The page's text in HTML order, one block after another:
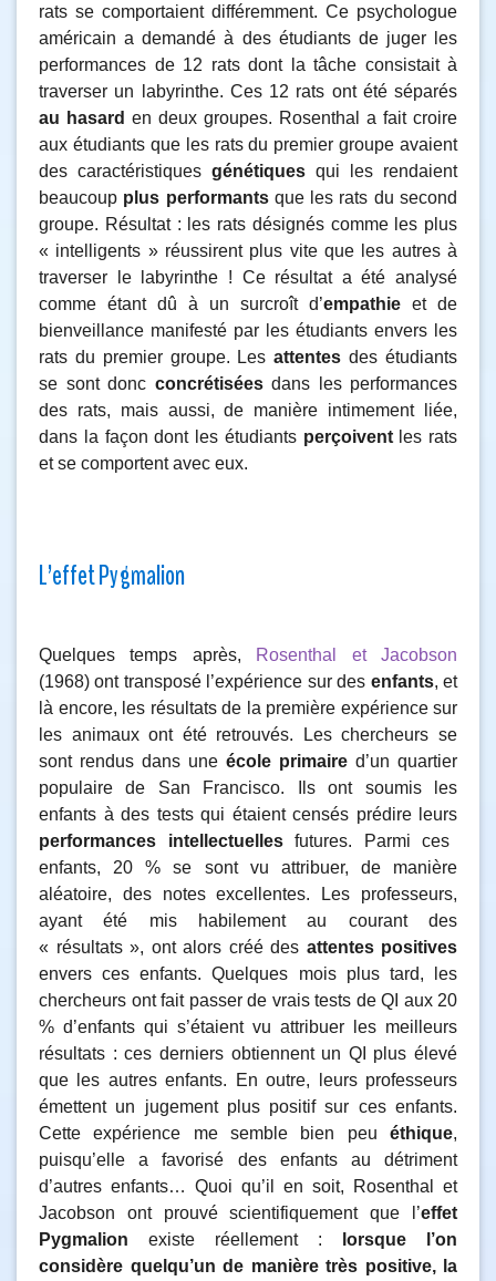
rats se comportaient différemment. Ce psychologue
américain a demandé à des étudiants de juger les
performances de 12 rats dont la tâche consistait à
traverser un labyrinthe. Ces 12 rats ont été séparés
au hasard en deux groupes. Rosenthal a fait croire
aux étudiants que les rats du premier groupe avaient
des caractéristiques génétiques qui les rendaient
beaucoup plus performantsque les rats du second
groupe. Résultat : les rats désignés comme les plus
« intelligents » réussirent plus vite que les autres à
traverser le labyrinthe ! Ce résultat a été analysé
comme étant dû à un surcroît d’empathie et de
bienveillance manifesté par les étudiants envers les
rats du premier groupe. Lesattentes des étudiants
se sont donc concrétiséesdans les performances
des rats, mais aussi, de manière intimement liée,
dans la façon dont les étudiants perçoiventles rats
et se comportent avec eux.
L’effet Pygmalion
Quelques temps après,
Rosenthal et Jacobson
(1968) ont transposé l’expérience sur des enfants, et
là encore, les résultats de la première expérience sur
les animaux ont été retrouvés. Les chercheurs se
sont rendus dans une école primaire d’un quartier
populaire de San Francisco. Ils ont soumis les
enfants à des tests qui étaient censés prédire leurs
performances intellectuellesfutures. Parmi ces
enfants, 20 % se sont vu attribuer, de manière
aléatoire, des notes excellentes. Les professeurs,
ayant été mis habilement au courant des
« résultats », ont alors créé des attentes positives
envers ces enfants. Quelques mois plus tard, les
chercheurs ont fait passer de vrais tests de QI aux 20
% d’enfants qui s’étaient vu attribuer les meilleurs
résultats : ces derniers obtiennent un QI plus élevé
que les autres enfants. En outre, leurs professeurs
émettent un jugement plus positif sur ces enfants.
Cette expérience me semble bien peu éthique,
puisqu’elle a favorisé des enfants au détriment
d’autres enfants… Quoi qu’il en soit, Rosenthal et
Jacobson ont prouvé scientifiquement que l’effet
Pygmalion existe réellement :
lorsque l’on
considère quelqu’un de manière très positive, la